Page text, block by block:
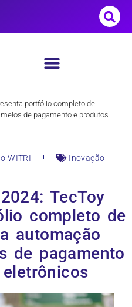
portfólio completo de
de pagamento e produtos
WITRI Inovação
TecToy
completo de
automação
de pagamento